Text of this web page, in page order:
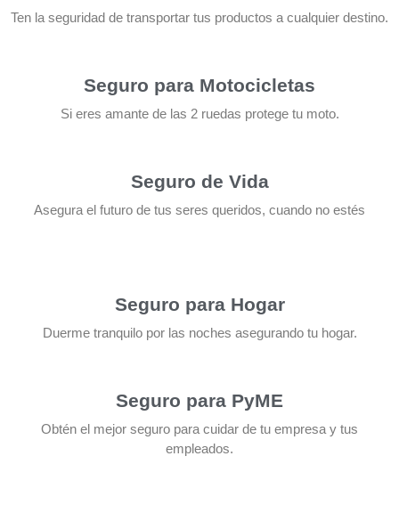
Ten la seguridad de transportar tus productos a cualquier destino.
Seguro para Motocicletas
Si eres amante de las 2 ruedas protege tu moto.
Seguro de Vida
Asegura el futuro de tus seres queridos, cuando no estés
Seguro para Hogar
Duerme tranquilo por las noches asegurando tu hogar.
Seguro para PyME
Obtén el mejor seguro para cuidar de tu empresa y tus
empleados.